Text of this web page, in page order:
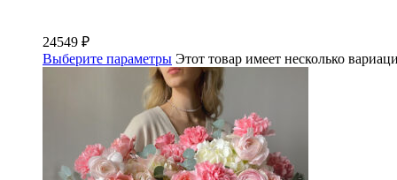
24549 ₽
Выберите параметры Этот товар имеет несколько